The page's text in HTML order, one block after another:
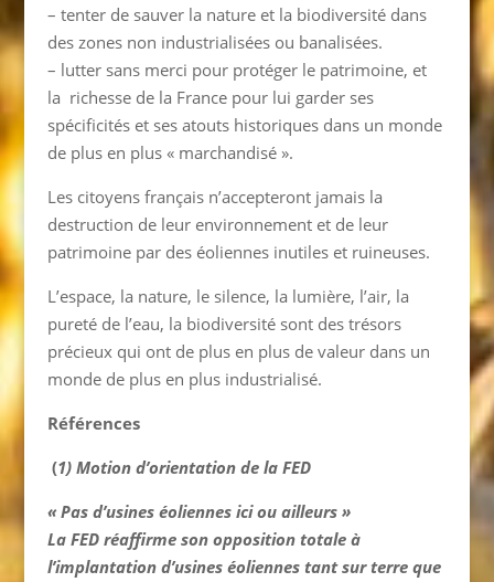
– tenter de sauver la nature et la biodiversité dans
des zones non industrialisées ou banalisées.
– lutter sans merci pour protéger le patrimoine, et
la richesse de la France pour lui garder ses
spécificités et ses atouts historiques dans un monde
de plus en plus « marchandisé ».
Les citoyens français n’accepteront jamais la
destruction de leur environnement et de leur
patrimoine par des éoliennes inutiles et ruineuses.
L’espace, la nature, le silence, la lumière, l’air, la
pureté de l’eau, la biodiversité sont des trésors
précieux qui ont de plus en plus de valeur dans un
monde de plus en plus industrialisé.
Références
(1) Motion d’orientation de la FED
« Pas d’usines éoliennes ici ou ailleurs »
La FED réaffirme son opposition totale à
l’implantation d’usines éoliennes tant sur terre que